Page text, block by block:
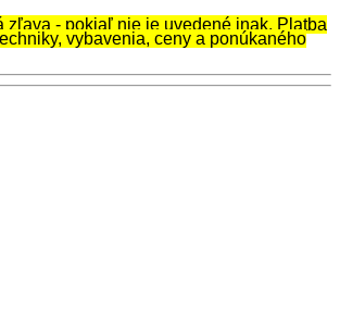
zľava - pokiaľ nie je uvedené inak. Platba
vybavenia, ceny a ponúkaného